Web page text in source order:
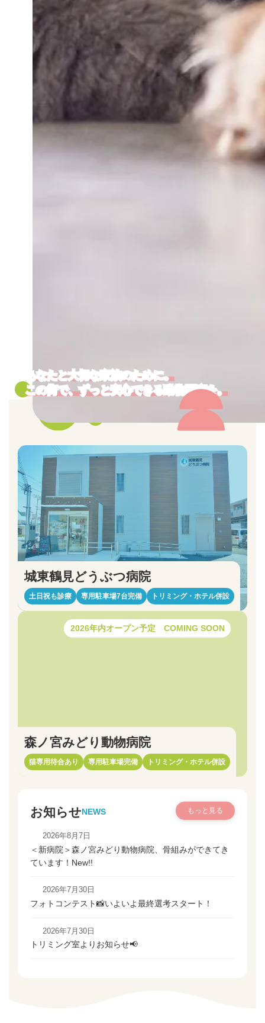
あなたと大切な家族のために。
この街で、ずっと安心できる動物医療を。
城東鶴見どうぶつ病院
土日祝も診療 専用駐車場7台完備 トリミング・ホテル併設
カ
バ
ー
リ
ン
2026年内オープン予定 COMING SOON
森ノ宮みどり動物病院
猫専用待合あり 専用駐車場完備 トリミング・ホテル併設
カ
お知らせNEWS もっと見る
2026年8月7日
＜新病院＞森ノ宮みどり動物病院、骨組みができてき
ています！ New!!
2026年7月30日
フォトコンテスト📸いよいよ最終選考スタート！
2026年7月30日
トリミング室よりお知らせ📢